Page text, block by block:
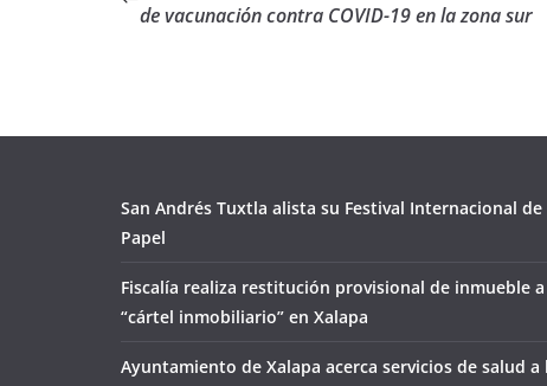
de vacunación contra COVID-19 en la zona sur
San Andrés Tuxtla alista su Festival Internacional de
Papel
Fiscalía realiza restitución provisional de inmueble
“cártel inmobiliario” en Xalapa
Ayuntamiento de Xalapa acerca servicios de salud a